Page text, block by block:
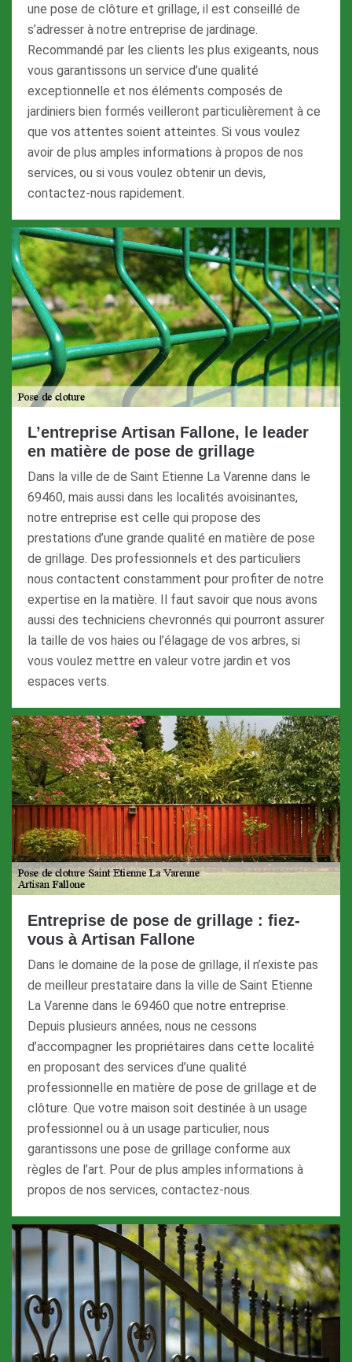
une pose de clôture et grillage, il est conseillé de
s’adresser à notre entreprise de jardinage.
Recommandé par les clients les plus exigeants, nous
vous garantissons un service d’une qualité
exceptionnelle et nos éléments composés de
jardiniers bien formés veilleront particulièrement à ce
que vos attentes soient atteintes. Si vous voulez
avoir de plus amples informations à propos de nos
services, ou si vous voulez obtenir un devis,
contactez-nous rapidement.
L’entreprise Artisan Fallone, le leader
en matière de pose de grillage
Dans la ville de de Saint Etienne La Varenne dans le
69460, mais aussi dans les localités avoisinantes,
notre entreprise est celle qui propose des
prestations d’une grande qualité en matière de pose
de grillage. Des professionnels et des particuliers
nous contactent constamment pour profiter de notre
expertise en la matière. Il faut savoir que nous avons
aussi des techniciens chevronnés qui pourront assurer
la taille de vos haies ou l’élagage de vos arbres, si
vous voulez mettre en valeur votre jardin et vos
espaces verts.
Entreprise de pose de grillage : fiez-
vous à Artisan Fallone
Dans le domaine de la pose de grillage, il n’existe pas
de meilleur prestataire dans la ville de Saint Etienne
La Varenne dans le 69460 que notre entreprise.
Depuis plusieurs années, nous ne cessons
d’accompagner les propriétaires dans cette localité
en proposant des services d’une qualité
professionnelle en matière de pose de grillage et de
clôture. Que votre maison soit destinée à un usage
professionnel ou à un usage particulier, nous
garantissons une pose de grillage conforme aux
règles de l’art. Pour de plus amples informations à
propos de nos services, contactez-nous.